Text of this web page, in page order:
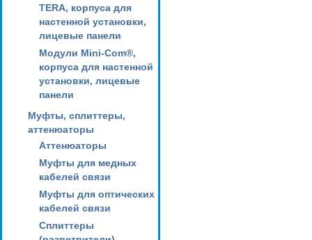
TERA, корпуса для
настенной установки,
лицевые панели
Модули Mini-Com®,
корпуса для настенной
установки, лицевые
панели
Муфты, сплиттеры,
аттенюаторы
Аттенюаторы
Муфты для медных
кабелей связи
Муфты для оптических
кабелей связи
Сплиттеры